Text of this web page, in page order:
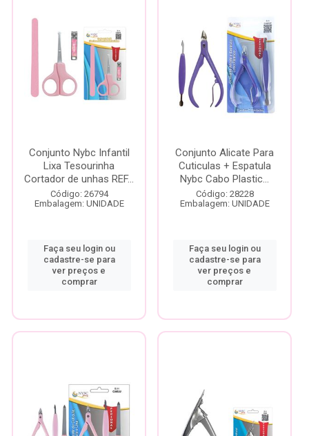
Conjunto Nybc Infantil
Lixa Tesourinha
Cortador de unhas REF...
Código: 26794
Embalagem: UNIDADE
Faça seu login ou
cadastre-se para
ver preços e
comprar
Conjunto Alicate Para
Cuticulas + Espatula
Nybc Cabo Plastic...
Código: 28228
Embalagem: UNIDADE
Faça seu login ou
cadastre-se para
ver preços e
comprar